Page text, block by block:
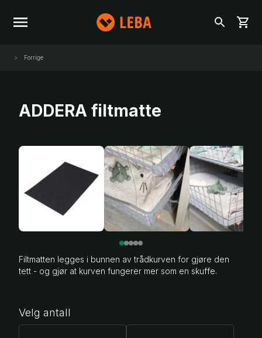
Forrige
ADDERA filtmatte
Filtmatten legges i bunnen av trådkurven for gjøre den
tett - og gjør at kurven fungerer mer som en skuffe.
Velg antall